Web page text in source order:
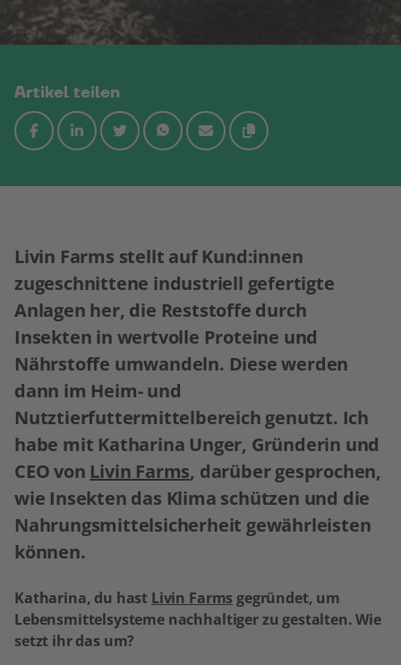
Artikel teilen
Livin Farms stellt auf Kund:innen
zugeschnittene industriell gefertigte
Anlagen her, die Reststoffe durch
Insekten in wertvolle Proteine und
Nährstoffe umwandeln. Diese werden
dann im Heim- und
Nutztierfuttermittelbereich genutzt. Ich
habe mit Katharina Unger, Gründerin und
CEO von Livin Farms, darüber gesprochen,
wie Insekten das Klima schützen und die
Nahrungsmittelsicherheit gewährleisten
können.
Katharina, du hast Livin Farms gegründet, um
Lebensmittelsysteme nachhaltiger zu gestalten. Wie
setzt ihr das um?